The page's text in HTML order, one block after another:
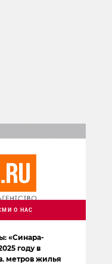
«Синара-
году в
метров жилья
О НАС